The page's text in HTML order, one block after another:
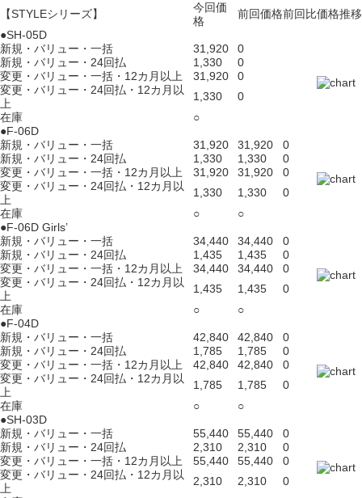
【STYLEシリーズ】
今回価
格
前回価格前回比価格推移
●SH-05D
新規・バリュー・一括
31,920
0
新規・バリュー・24回払
1,330
0
変更・バリュー・一括・12カ月以上
31,920
0
変更・バリュー・24回払・12カ月以
上
1,330
0
在庫
○
●F-06D
新規・バリュー・一括
31,920 31,920
0
新規・バリュー・24回払
1,330 1,330
0
変更・バリュー・一括・12カ月以上
31,920 31,920
0
変更・バリュー・24回払・12カ月以
上
1,330 1,330
0
在庫
○
○
●F-06D Girls’
新規・バリュー・一括
34,440 34,440
0
新規・バリュー・24回払
1,435 1,435
0
変更・バリュー・一括・12カ月以上
34,440 34,440
0
変更・バリュー・24回払・12カ月以
上
1,435 1,435
0
在庫
○
○
●F-04D
新規・バリュー・一括
42,840 42,840
0
新規・バリュー・24回払
1,785 1,785
0
変更・バリュー・一括・12カ月以上
42,840 42,840
0
変更・バリュー・24回払・12カ月以
上
1,785 1,785
0
在庫
○
○
●SH-03D
新規・バリュー・一括
55,440 55,440
0
新規・バリュー・24回払
2,310 2,310
0
変更・バリュー・一括・12カ月以上
55,440 55,440
0
変更・バリュー・24回払・12カ月以
上
2,310 2,310
0